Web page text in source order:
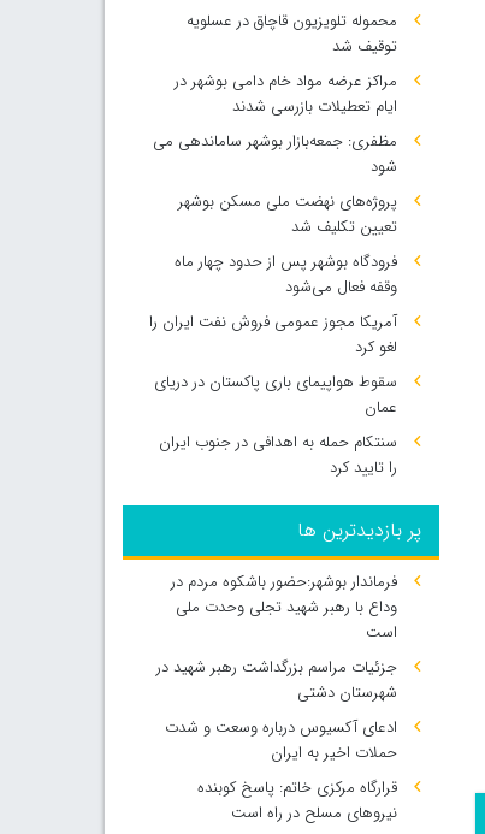
محموله تلویزیون قاچاق در عسلویه
توقیف شد
مراکز عرضه مواد خام دامی بوشهر در
ایام تعطیلات بازرسی شدند
مظفری: جمعه‌بازار بوشهر ساماندهی می‌
شود
پروژه‌های نهضت ملی مسکن بوشهر
تعیین تکلیف شد
فرودگاه بوشهر پس از حدود چهار ماه
وقفه فعال می‌شود
آمریکا مجوز عمومی فروش نفت ایران را
لغو کرد
سقوط هواپیمای باری پاکستان در دریای
عمان
سنتکام حمله به اهدافی در جنوب ایران
را تایید کرد
پر بازدیدترین ها
فرماندار بوشهر:حضور باشکوه مردم در
وداع با رهبر شهید تجلی وحدت ملی
است
جزئیات مراسم بزرگداشت رهبر شهید در
شهرستان دشتی
ادعای آکسیوس درباره وسعت و شدت
حملات اخیر به ایران
قرارگاه مرکزی خاتم: پاسخ کوبنده
نیروهای مسلح در راه است